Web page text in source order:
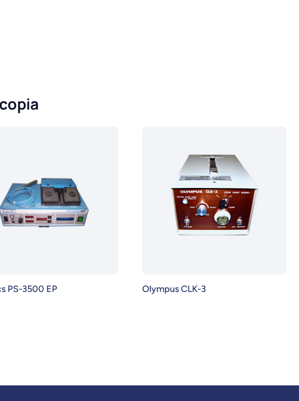
PS-3500 EP Olympus CLK-3